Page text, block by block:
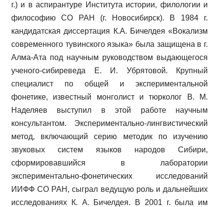
г.) и в аспирантуре Института истории, филологии и
философию СО РАН (г. Новосибирск). В 1984 г.
кандидатская диссертация К.А. Бичелдея «Вокализм
современного тувинского языка» была защищена в г.
Алма-Ата под научным руководством выдающегося
ученого-сибиреведа Е. И. Убрятовой. Крупный
специалист по общей и экспериментальной
фонетике, известный монголист и тюрколог В. М.
Наделяев выступил в этой работе научным
консультантом. Экспериментально-лингвистический
метод, включающий серию методик по изучению
звуковых систем языков народов Сибири,
сформировавшийся в лаборатории
экспериментально-фонетических исследований
ИИФФ СО РАН, сыграл ведущую роль и дальнейших
исследованиях К. А. Бичелдея. В 2001 г. была им